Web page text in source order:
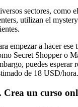
sectores, como el
utilizan el
empezar a hacer
Secret Shopper o
puedes esperar
de 18 USD/hora.
Crea un curso